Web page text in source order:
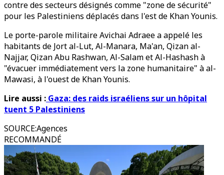
contre des secteurs désignés comme "zone de sécurité"
pour les Palestiniens déplacés dans l'est de Khan Younis.
Le porte-parole militaire Avichai Adraee a appelé les
habitants de Jort al-Lut, Al-Manara, Ma'an, Qizan al-
Najjar, Qizan Abu Rashwan, Al-Salam et Al-Hashash à
"évacuer immédiatement vers la zone humanitaire" à al-
Mawasi, à l'ouest de Khan Younis.
Lire aussi : Gaza: des raids israéliens sur un hôpital
tuent 5 Palestiniens
SOURCE:Agences
RECOMMANDÉ